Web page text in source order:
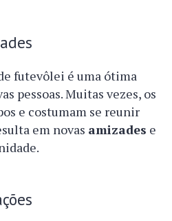
futevôlei é uma ótima
pessoas. Muitas vezes, os
e costumam se reunir
em novas amizades e